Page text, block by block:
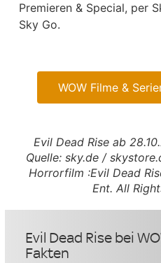
Premieren & Special, per
Sky Go.
WOW Filme &
Evil Dead Rise ab
Quelle: sky.de /
Horrorfilm :Evil Dead
Ent. All
Evil Dead Rise bei
Fakten